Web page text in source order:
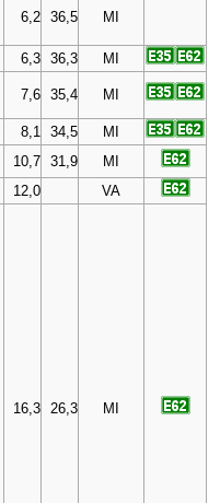
6,2 36,5 MI
6,3 36,3
MI
7,6 35,4 MI
8,1 34,5 MI
10,7 31,9
MI
12,0
VA
16,3 26,3 MI